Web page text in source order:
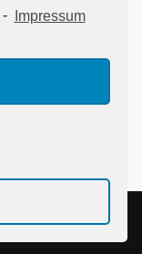
- Impressum